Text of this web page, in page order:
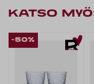
KATSO
-50%